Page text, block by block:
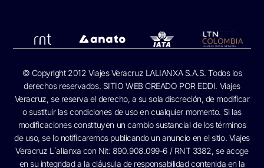
© Copyright 2012 Viajes Veracruz LALIANXA S.A.S. Todos los
derechos reservados. SITIO WEB CREADO POREDDI. Viajes
Veracruz, se reserva el derecho, a su sola discreción, de modificar
o sustituir las condiciones de uso en cualquier momento. Si las
modificaciones constituyen un cambio sustancial de los términos
de uso, se lo notificaremos publicando un anuncio en el sitio. Viajes
Veracruz L´alianxa con Nit: 890.908.099-6 / RNT 3382, se acoge
en su integridad a la cláusula de responsabilidad contenida en la